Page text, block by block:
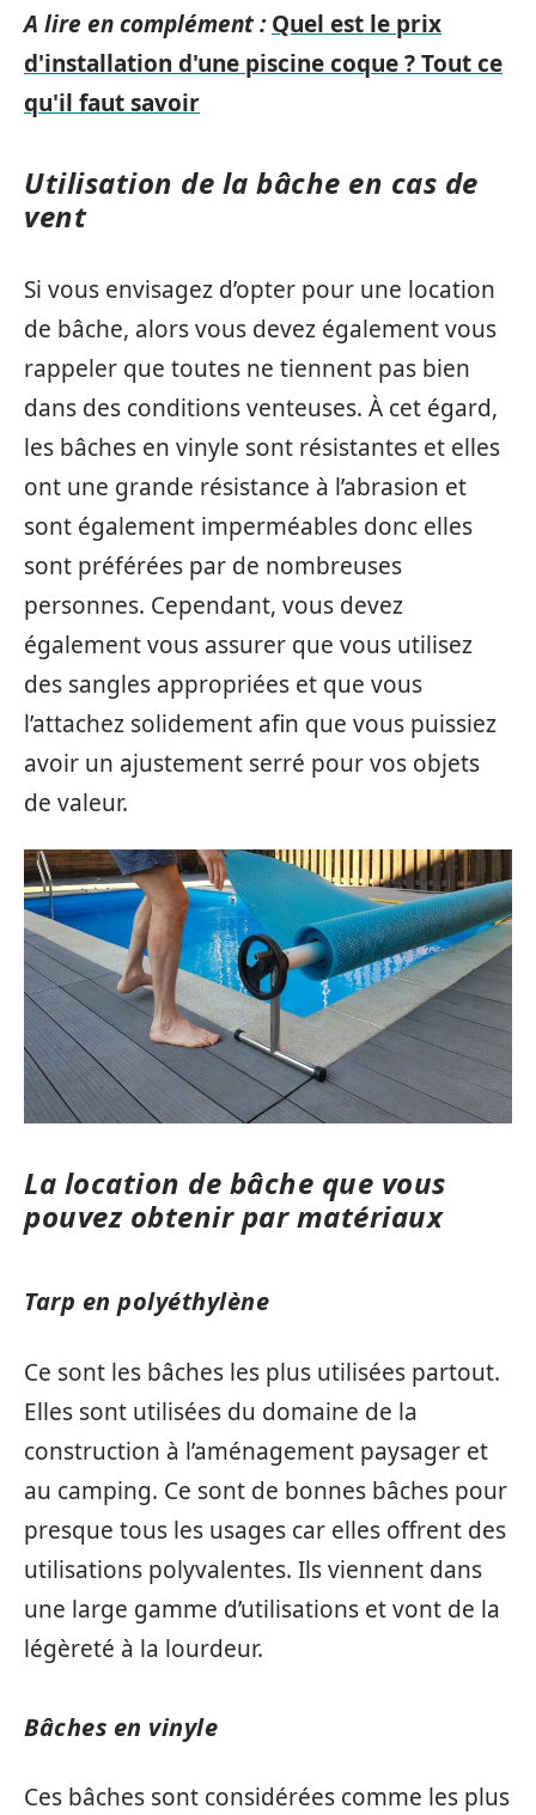
A lire en complément : Quel est le prix
d'installation d'une piscine coque ? Tout ce
qu'il faut savoir
Utilisation de la bâche en cas de
vent
Si vous envisagez d’opter pour une location
de bâche, alors vous devez également vous
rappeler que toutes ne tiennent pas bien
dans des conditions venteuses. À cet égard,
les bâches en vinyle sont résistantes et elles
ont une grande résistance à l’abrasion et
sont également imperméables donc elles
sont préférées par de nombreuses
personnes. Cependant, vous devez
également vous assurer que vous utilisez
des sangles appropriées et que vous
l’attachez solidement afin que vous puissiez
avoir un ajustement serré pour vos objets
de valeur.
La location de bâche que vous
pouvez obtenir par matériaux
Tarp en polyéthylène
Ce sont les bâches les plus utilisées partout.
Elles sont utilisées du domaine de la
construction à l’aménagement paysager et
au camping. Ce sont de bonnes bâches pour
presque tous les usages car elles offrent des
utilisations polyvalentes. Ils viennent dans
une large gamme d’utilisations et vont de la
légèreté à la lourdeur.
Bâches en vinyle
Ces bâches sont considérées comme les plus